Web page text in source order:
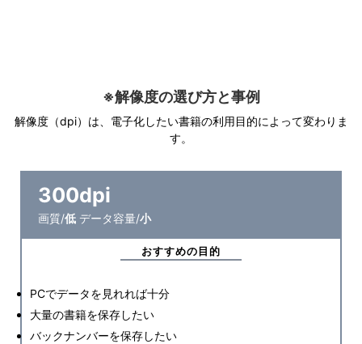
※解像度の選び方と事例
解像度（dpi）は、電子化したい書籍の利用目的によって変わりま
す。
300dpi
画質/低 データ容量/小
おすすめの目的
PCでデータを見れれば十分
大量の書籍を保存したい
バックナンバーを保存したい